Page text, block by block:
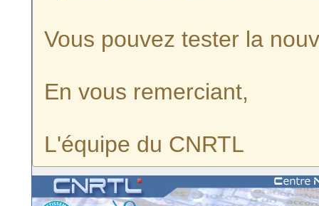
Vous pouvez tester la
En vous remerciant,
L'équipe du CNRTL